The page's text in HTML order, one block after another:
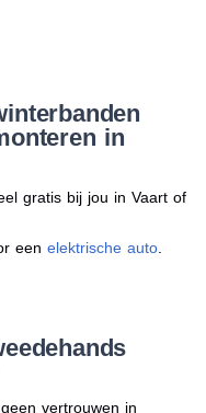
in
gratis bij jou in Vaart of
een elektrische auto.
vertrouwen in